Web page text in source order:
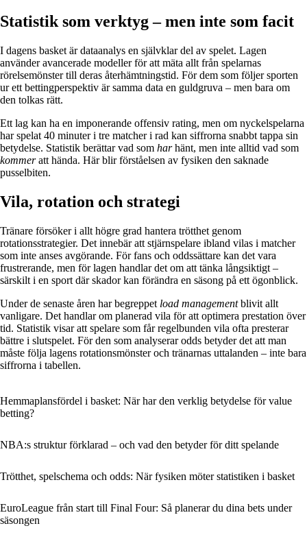
Statistik som verktyg – men inte som facit
I dagens basket är dataanalys en självklar del av spelet. Lagen
använder avancerade modeller för att mäta allt från spelarnas
rörelsemönster till deras återhämtningstid. För dem som följer sporten
ur ett bettingperspektiv är samma data en guldgruva – men bara om
den tolkas rätt.
Ett lag kan ha en imponerande offensiv rating, men om nyckelspelarna
har spelat 40 minuter i tre matcher i rad kan siffrorna snabbt tappa sin
betydelse. Statistik berättar vad som harhänt, men inte alltid vad som
kommeratt hända. Här blir förståelsen av fysiken den saknade
pusselbiten.
Vila, rotation och strategi
Tränare försöker i allt högre grad hantera trötthet genom
rotationsstrategier. Det innebär att stjärnspelare ibland vilas i matcher
som inte anses avgörande. För fans och oddssättare kan det vara
frustrerande, men för lagen handlar det om att tänka långsiktigt –
särskilt i en sport där skador kan förändra en säsong på ett ögonblick.
Under de senaste åren har begreppet load managementblivit allt
vanligare. Det handlar om planerad vila för att optimera prestation över
tid. Statistik visar att spelare som får regelbunden vila ofta presterar
bättre i slutspelet. För den som analyserar odds betyder det att man
måste följa lagens rotationsmönster och tränarnas uttalanden – inte bara
siffrorna i tabellen.
Hemmaplansfördel i basket: När har den verklig betydelse för value
betting?
NBA:s struktur förklarad – och vad den betyder för ditt spelande
Trötthet, spelschema och odds: När fysiken möter statistiken i basket
EuroLeague från start till Final Four: Så planerar du dina bets under
säsongen